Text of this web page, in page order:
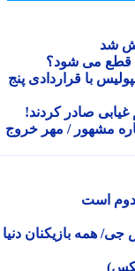
می شود؟
با قراردادی پنج
صادر کردند!
/ مهر خروج
است
بازیکنان دنیا